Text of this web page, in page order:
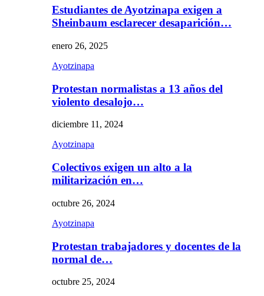
Estudiantes de Ayotzinapa exigen a
Sheinbaum esclarecer desaparición…
enero 26, 2025
Ayotzinapa
Protestan normalistas a 13 años del
violento desalojo…
diciembre 11, 2024
Ayotzinapa
Colectivos exigen un alto a la
militarización en…
octubre 26, 2024
Ayotzinapa
Protestan trabajadores y docentes de la
normal de…
octubre 25, 2024